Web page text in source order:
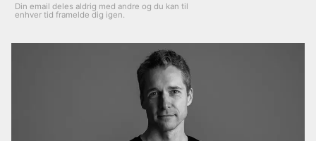
Din email deles aldrig med andre og du kan til
enhver tid framelde dig igen.